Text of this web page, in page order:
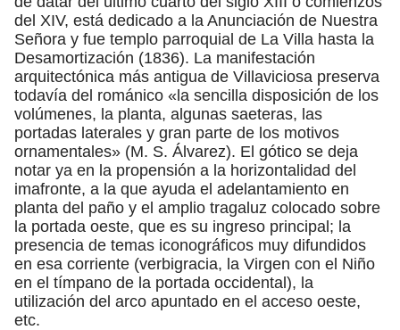
del XIV, está dedicado a la Anunciación de Nuestra
Señora y fue templo parroquial de La Villa hasta la
Desamortización (1836). La manifestación
arquitectónica más antigua de Villaviciosa preserva
todavía del románico «la sencilla disposición de los
volúmenes, la planta, algunas saeteras, las
portadas laterales y gran parte de los motivos
ornamentales» (M. S. Álvarez). El gótico se deja
notar ya en la propensión a la horizontalidad del
imafronte, a la que ayuda el adelantamiento en
planta del paño y el amplio tragaluz colocado sobre
la portada oeste, que es su ingreso principal; la
presencia de temas iconográficos muy difundidos
en esa corriente (verbigracia, la Virgen con el Niño
en el tímpano de la portada occidental), la
utilización del arco apuntado en el acceso oeste,
etc.